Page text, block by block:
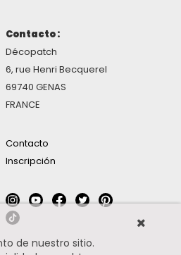
Contacto :
Décopatch
6, rue Henri Becquerel
69740 GENAS
FRANCE
Contacto
Inscripción
de nuestro sitio.